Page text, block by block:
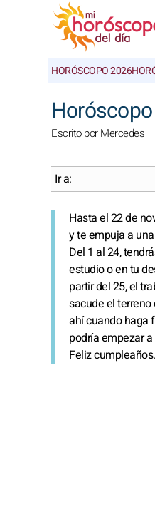
HORÓSCOPO 2026
Escrito por Mercedes
Ir a:
Hasta el 22 de
y te empuja a
Del 1 al 24,
estudio o en tu
partir del 25, el
sacude el
ahí cuando haga
podría empezar
Feliz